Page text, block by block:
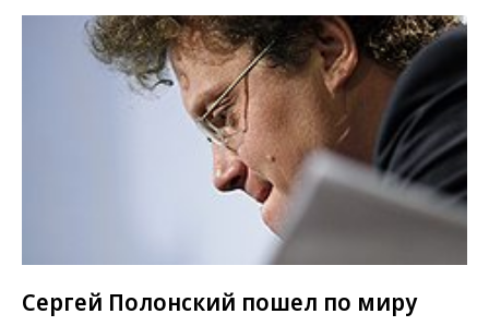
Сергей Полонский пошел по миру